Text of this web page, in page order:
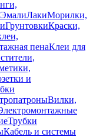
ЭмалиЛакиМорилки,
ГрунтовкиКраски,
пенаКлеи для
и
Вилки,
Трубки
Кабель и системы